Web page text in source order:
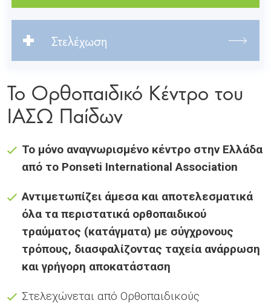
Στελέχωση
Το Ορθοπαιδικό Κέντρο του
ΙΑΣΩ Παίδων
Το μόνο αναγνωρισμένο κέντρο στην Ελλάδα
από το Ponseti International Association
Αντιμετωπίζει άμεσα και αποτελεσματικά
όλα τα περιστατικά ορθοπαιδικού
τραύματος (κατάγματα) με σύγχρονους
τρόπους, διασφαλίζοντας ταχεία ανάρρωση
και γρήγορη αποκατάσταση
Στελεχώνεται από Ορθοπαιδικούς